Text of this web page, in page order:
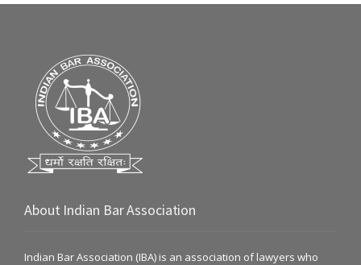
About Indian Bar Association
Indian Bar Association (IBA) is an association of lawyers who